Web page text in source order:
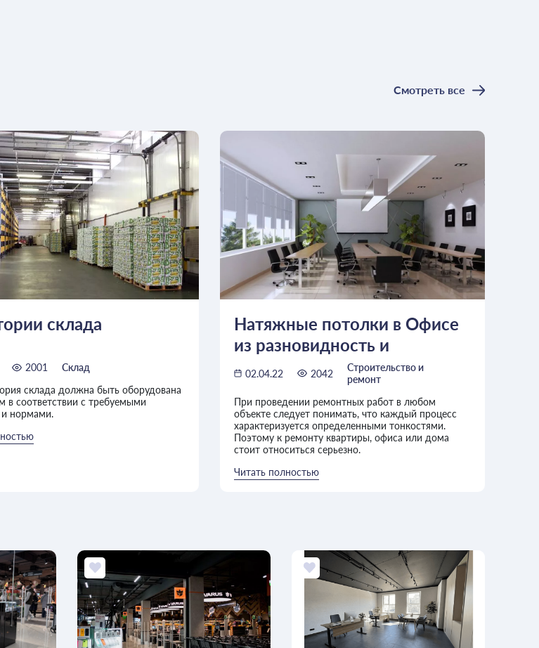
Смотреть все
склада
2001
Склад
склада должна быть оборудована
в соответствии с требуемыми
нормами.
Натяжные потолки в Офисе
из разновидность и
преимущества
02.04.22 2042
Строительство и
ремонт
При проведении ремонтных работ в любом
объекте следует понимать, что каждый процесс
характеризуется определенными тонкостями.
Поэтому к ремонту квартиры, офиса или дома
стоит относиться серьезно.
Читать полностью